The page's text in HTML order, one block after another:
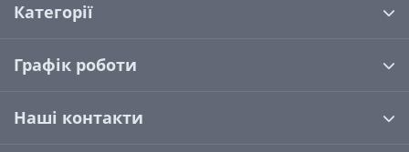
Категорії
Графік роботи
Наші контакти